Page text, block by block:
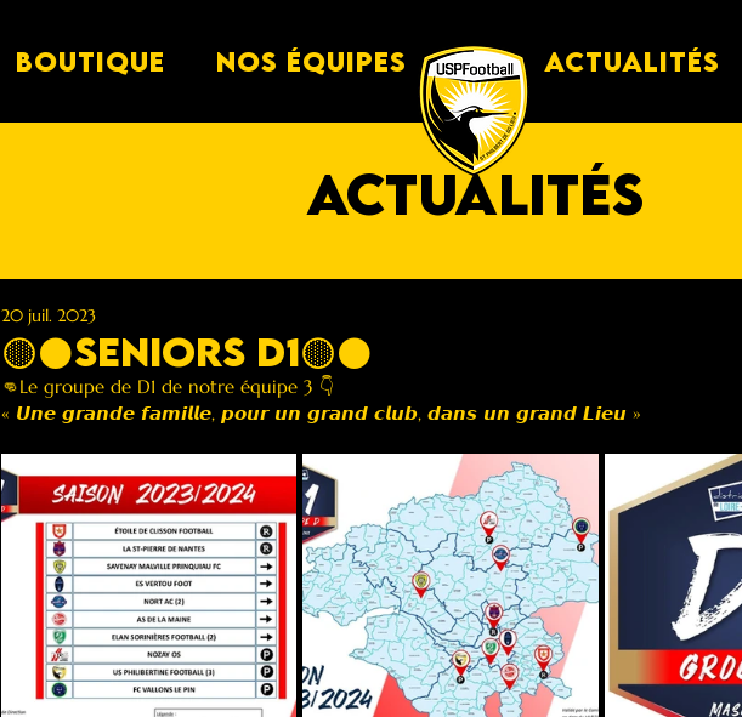
BOUTIQUE Nos équipes Actualités
actualités
🟡⚫️SENIORS D1🟡⚫️
20 juil. 2023
👊Le groupe de D1 de notre équipe 3 👇
« 𝙐𝙣𝙚 𝙜𝙧𝙖𝙣𝙙𝙚 𝙛𝙖𝙢𝙞𝙡𝙡𝙚, 𝙥𝙤𝙪𝙧 𝙪𝙣 𝙜𝙧𝙖𝙣𝙙 𝙘𝙡𝙪𝙗, 𝙙𝙖𝙣𝙨 𝙪𝙣 𝙜𝙧𝙖𝙣𝙙 𝙇𝙞𝙚𝙪 »